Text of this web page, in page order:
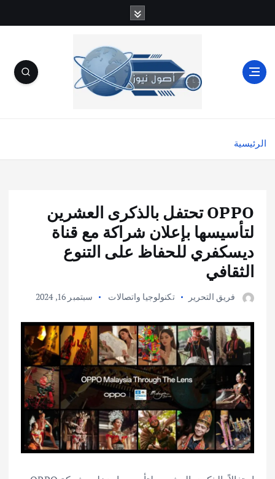
ل
الرئيسية
OPPO تحتفل بالذكرى العشرين
لتأسيسها بإعلان شراكة مع قناة
ديسكفري للحفاظ على التنوع
الثقافي
فريق التحرير تكنولوجيا واتصالات سبتمبر 16, 2024